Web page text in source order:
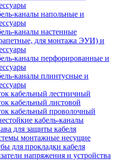
каналы напольные и
каналы настенные
для монтажа ЭУИ) и
каналы перфорированные и
каналы плинтусные и
кабельный лестничный
кабельный листовой
кабельный проволочный
кабель-каналы
для защиты кабеля
монтажные несущие
для прокладки кабеля
напряжения и устройства